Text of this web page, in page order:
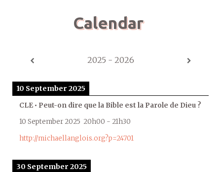
Calendar
2025 - 2026
10 September 2025
CLE • Peut-on dire que la Bible est la Parole de Dieu ?
10 September 2025 20h00 - 21h30
http://michaellanglois.org?p=24701
30 September 2025